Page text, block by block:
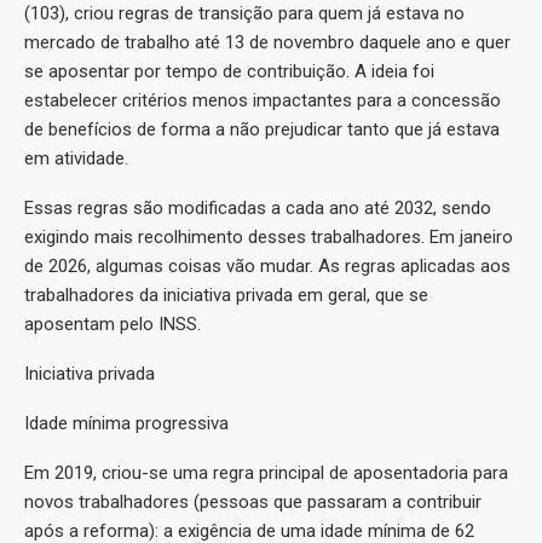
(103), criou regras de transição para quem já estava no
mercado de trabalho até 13 de novembro daquele ano e quer
se aposentar por tempo de contribuição. A ideia foi
estabelecer critérios menos impactantes para a concessão
de benefícios de forma a não prejudicar tanto que já estava
em atividade.
Essas regras são modificadas a cada ano até 2032, sendo
exigindo mais recolhimento desses trabalhadores. Em janeiro
de 2026, algumas coisas vão mudar. As regras aplicadas aos
trabalhadores da iniciativa privada em geral, que se
aposentam pelo INSS.
Iniciativa privada
Idade mínima progressiva
Em 2019, criou-se uma regra principal de aposentadoria para
novos trabalhadores (pessoas que passaram a contribuir
após a reforma): a exigência de uma idade mínima de 62